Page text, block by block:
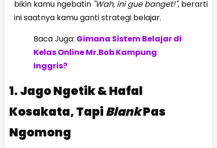
bikin kamu ngebatin "Wah, ini gue banget!", berarti
ini saatnya kamu ganti strategi belajar.
Baca Juga: Gimana Sistem Belajar di
Kelas Online Mr.Bob Kampung
Inggris?
1. Jago Ngetik & Hafal
Kosakata, TapiBlankPas
Ngomong